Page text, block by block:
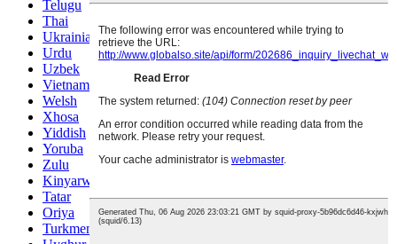
Telugu
Thai
Ukrainian
Urdu
Uzbek
Vietnamese
Welsh
Xhosa
Yiddish
Yoruba
Zulu
Kinyarwanda
Tatar
Oriya
Turkmen